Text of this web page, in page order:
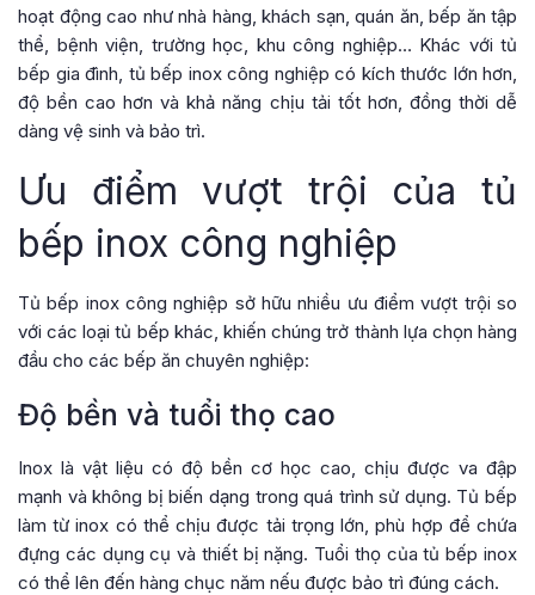
hoạt động cao như nhà hàng, khách sạn, quán ăn, bếp ăn tập
thể, bệnh viện, trường học, khu công nghiệp… Khác với tủ
bếp gia đình, tủ bếp inox công nghiệp có kích thước lớn hơn,
độ bền cao hơn và khả năng chịu tải tốt hơn, đồng thời dễ
dàng vệ sinh và bảo trì.
Ưu điểm vượt trội của tủ
bếp inox công nghiệp
Tủ bếp inox công nghiệp sở hữu nhiều ưu điểm vượt trội so
với các loại tủ bếp khác, khiến chúng trở thành lựa chọn hàng
đầu cho các bếp ăn chuyên nghiệp:
Độ bền và tuổi thọ cao
Inox là vật liệu có độ bền cơ học cao, chịu được va đập
mạnh và không bị biến dạng trong quá trình sử dụng. Tủ bếp
làm từ inox có thể chịu được tải trọng lớn, phù hợp để chứa
đựng các dụng cụ và thiết bị nặng. Tuổi thọ của tủ bếp inox
có thể lên đến hàng chục năm nếu được bảo trì đúng cách.